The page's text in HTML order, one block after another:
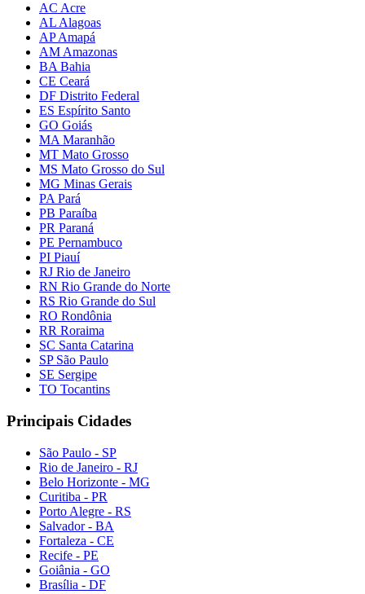
AC Acre
AL Alagoas
AP Amapá
AM Amazonas
BA Bahia
CE Ceará
DF Distrito Federal
ES Espírito Santo
GO Goiás
MA Maranhão
MT Mato Grosso
MS Mato Grosso do Sul
MG Minas Gerais
PA Pará
PB Paraíba
PR Paraná
PE Pernambuco
PI Piauí
RJ Rio de Janeiro
RN Rio Grande do Norte
RS Rio Grande do Sul
RO Rondônia
RR Roraima
SC Santa Catarina
SP São Paulo
SE Sergipe
TO Tocantins
Principais Cidades
São Paulo - SP
Rio de Janeiro - RJ
Belo Horizonte - MG
Curitiba - PR
Porto Alegre - RS
Salvador - BA
Fortaleza - CE
Recife - PE
Goiânia - GO
Brasília - DF